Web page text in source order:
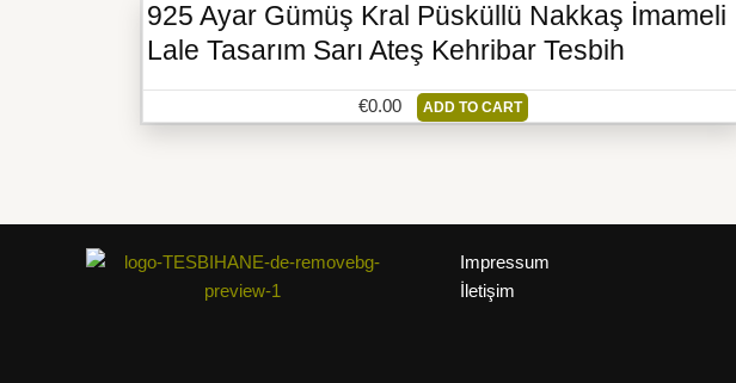
925 Ayar Gümüş Kral Püsküllü Nakkaş İmameli
Lale Tasarım Sarı Ateş Kehribar Tesbih
€0.00 ADD TO CART
Impressum
İletişim